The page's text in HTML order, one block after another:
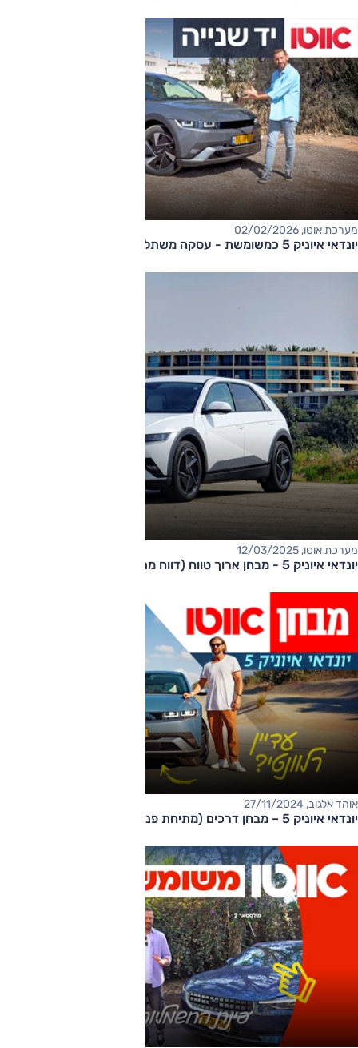
מערכת אוטו, 02/02/2026
יונדאי איוניק 5 כמשומשת - עסקה משתלמת?
מערכת אוטו, 12/03/2025
יונדאי איוניק 5 - מבחן ארוך טווח (דווח מתעדכן)
אוהד אלגוב, 27/11/2024
יונדאי איוניק 5 – מבחן דרכים (מתיחת פנים, 'לימיטד')